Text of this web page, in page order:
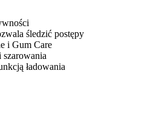
śledzić postępy
i Gum Care
szarowania
ładowania